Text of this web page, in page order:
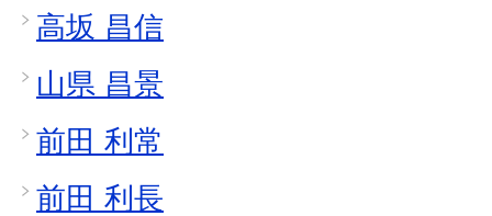
高坂 昌信
山県 昌景
前田 利常
前田 利長